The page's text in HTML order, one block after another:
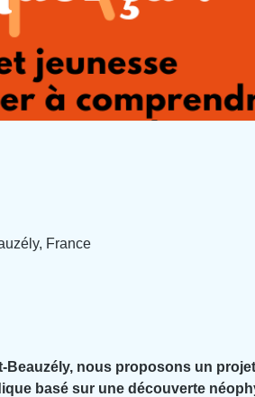
France
Beauzély, nous proposons un
basé sur une découverte